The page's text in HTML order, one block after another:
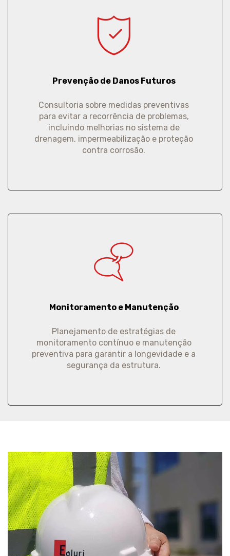
Prevenção de Danos Futuros
Consultoria sobre medidas preventivas
para evitar a recorrência de problemas,
incluindo melhorias no sistema de
drenagem, impermeabilização e proteção
contra corrosão.
Monitoramento e Manutenção
Planejamento de estratégias de
monitoramento contínuo e manutenção
preventiva para garantir a longevidade e a
segurança da estrutura.